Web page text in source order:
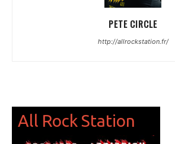
PETE CIRCLE
http://allrockstation.fr/